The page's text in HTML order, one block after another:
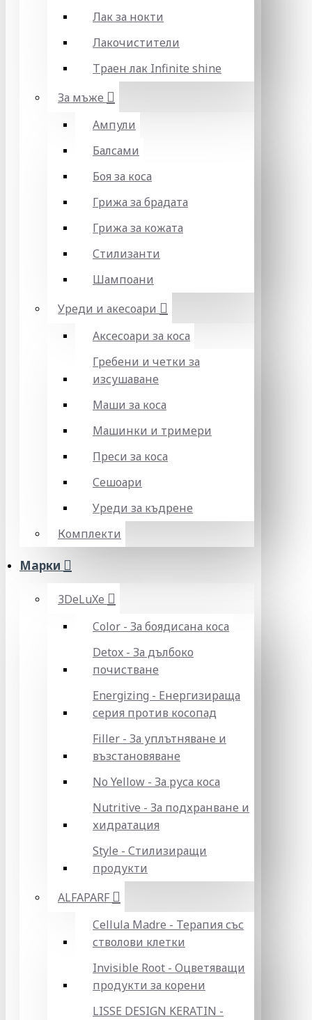
Лак за нокти
Лакочистители
Траен лак Infinite shine
За мъже
Ампули
Балсами
Боя за коса
Грижа за брадата
Грижа за кожата
Стилизанти
Шампоани
Уреди и акесоари
Аксесоари за коса
Гребени и четки за
изсушаване
Маши за коса
Машинки и тримери
Преси за коса
Сешоари
Уреди за къдрене
Комплекти
Марки
3DeLuXe
Color - За боядисана коса
Detox - За дълбоко
почистване
Energizing - Енергизираща
серия против косопад
Filler - За уплътняване и
възстановяване
No Yellow - За руса коса
Nutritive - За подхранване и
хидратация
Style - Стилизиращи
продукти
ALFAPARF
Cellula Madre - Терапия със
стволови клетки
Invisible Root - Оцветяващи
продукти за корени
LISSE DESIGN KERATIN -